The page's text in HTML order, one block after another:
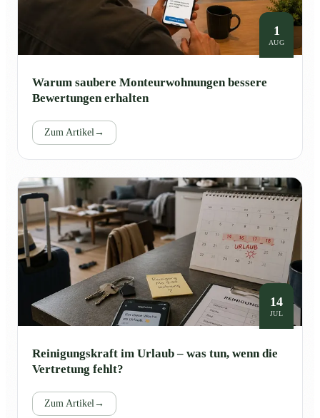
1
AUG
Warum saubere Monteurwohnungen bessere
Bewertungen erhalten
Zum Artikel→
14
JUL
Reinigungskraft im Urlaub – was tun, wenn die
Vertretung fehlt?
Zum Artikel→